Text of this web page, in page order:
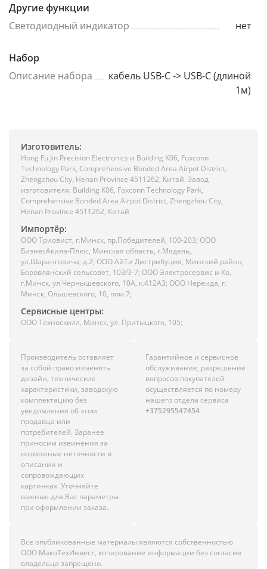
Другие функции
Светодиодный индикатор
нет
Набор
Описание набора
кабель USB-C -> USB-C (длиной
1м)
Изготовитель:
Hong Fu Jin Precision Electronics и Building K06, Foxconn
Technology Park, Comprehensive Bonded Area Airpot District,
Zhengzhou City, Henan Province 4511262, Китай. Завод
изготовителя: Building K06, Foxconn Technology Park,
Comprehensive Bonded Area Airpot District, Zhengzhou City,
Henan Province 4511262, Китай
Импортёр:
ООО Триовист, г.Минск, пр.Победителей, 100-203; ООО
БизнесАкила-Плюс, Минская область, г.Мядель,
ул.Шаранговича, д.2; ООО АйТи Дистрибуция, Минский район,
Боровлянский сельсовет, 103/3-7; ООО Электросервис и Ко,
г.Минск, ул.Чернышевского, 10А, к.412АЗ; ООО Нереида, г.
Минск, Ольшевского, 10, пом.7;
Сервисные центры:
ООО Техноскилл, Минск, ул. Притыцкого, 105;
Производитель оставляет
за собой право изменять
дизайн, технические
характеристики, заводскую
комплектацию без
уведомления об этом
продавца или
потребителей. Заранее
приносим извинения за
возможные неточности в
описании и
сопровождающих
картинках. Уточняйте
важные для Вас параметры
при оформлении заказа.
Гарантийное и сервисное
обслуживание, разрешение
вопросов покупателей
осуществляется по номеру
нашего отдела сервиса
+375295547454
Все опубликованные материалы являются собственностью
ООО МакоТехИнвест, копирование информации без согласия
владельца запрещено.